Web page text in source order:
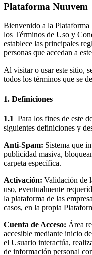
Plataforma Nuuvem
Bienvenido a la
los Términos de Uso y
establece las principales
personas que accedan a
Al visitar o usar este sitio,
todos los términos que se
1. Definiciones
1.1 Para los fines de este
siguientes definiciones y
Anti-Spam: Sistema que
publicidad masiva,
carpeta específica.
Activación: Validación de
uso, eventualmente
la plataforma de las
casos, en la propia
Cuenta de Acceso: Área
accesible mediante inicio
el Usuario interactúa,
de información personal